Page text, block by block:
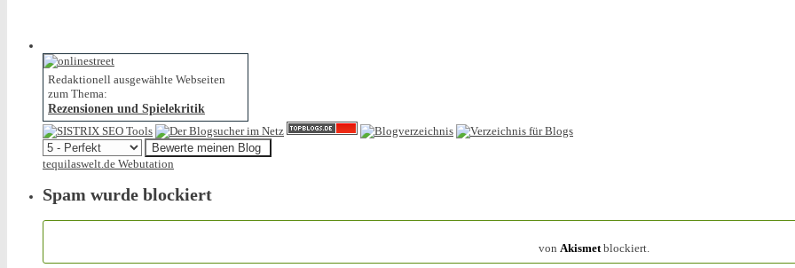
Redaktionell ausgewählte Webseiten
zum Thema:
Rezensionen und Spielekritik
tequilaswelt.de Webutation
Spam wurde blockiert
von Akismetblockiert.